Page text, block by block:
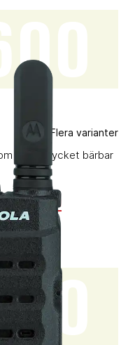
Flera varianter
ger uttrycket bärbar